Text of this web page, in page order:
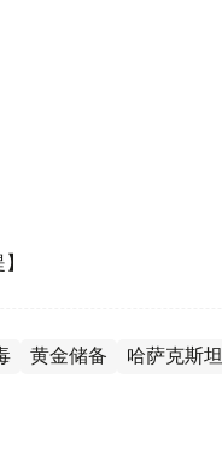
黄金储备 哈萨克斯坦